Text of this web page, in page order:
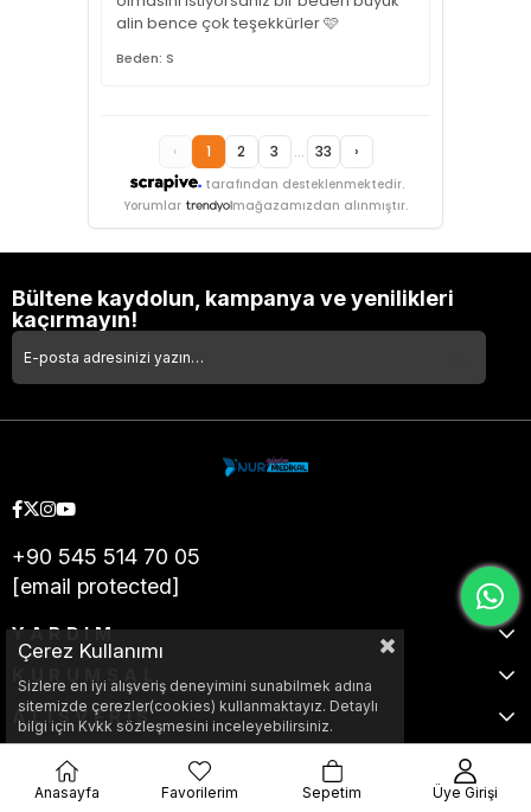
alin bence çok teşekkürler 🩷
Beden: S
tarafından desteklenmektedir.
‹ 1 2 3 ... 33 ›
Yorumlar mağazamızdan alınmıştır.
Bültene kaydolun, kampanya ve yenilikleri
kaçırmayın!
+90 545 514 70 05
[email protected]
YARDIM
ALIŞVERİŞ
Çerez Kullanımı
Sizlere en iyi alışveriş deneyimini sunabilmek adına
sitemizde çerezler(cookies) kullanmaktayız. Detaylı
bilgi için Kvkk sözleşmesini inceleyebilirsiniz.
Anasayfa Favorilerim Sepetim Üye Girişi